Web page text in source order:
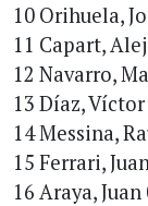
10 Orihuela,
11 Capart,
12 Navarro,
13 Díaz,
14 Messina,
15 Ferrari,
16 Araya,